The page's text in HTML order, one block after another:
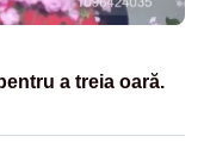
a treia oară.